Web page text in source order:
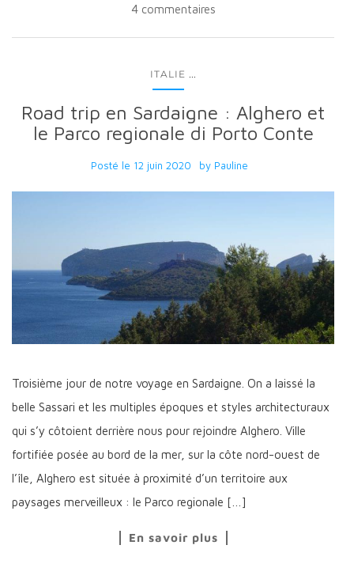
4 commentaires
ITALIE
Road trip en Sardaigne : Alghero et
le Parco regionale di Porto Conte
Posté le 12 juin 2020 by Pauline
Troisième jour de notre voyage en Sardaigne. On a laissé la
belle Sassari et les multiples époques et styles architecturaux
qui s’y côtoient derrière nous pour rejoindre Alghero. Ville
fortifiée posée au bord de la mer, sur la côte nord-ouest de
l’île, Alghero est située à proximité d’un territoire aux
paysages merveilleux : le Parco regionale […]
En savoir plus